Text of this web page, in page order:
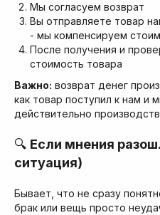
Мы согласуем возврат
Вы отправляете товар
- мы компенсируем
После получения и
стоимость товара
Важно: возврат денег
как товар поступил к нам и
действительно
🔍 Если мнения
ситуация)
Бывает, что не сразу
брак или вещь просто